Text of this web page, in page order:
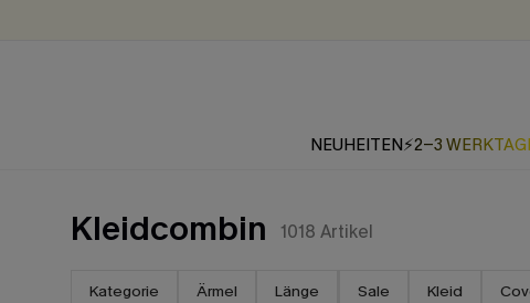
NEUHEITEN⚡2-3
Kleidcombin 1018 Artikel
Kategorie Ärmel Länge Sale Kleid